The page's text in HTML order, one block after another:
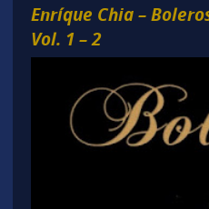
Enríque Chia –
Vol. 1 – 2